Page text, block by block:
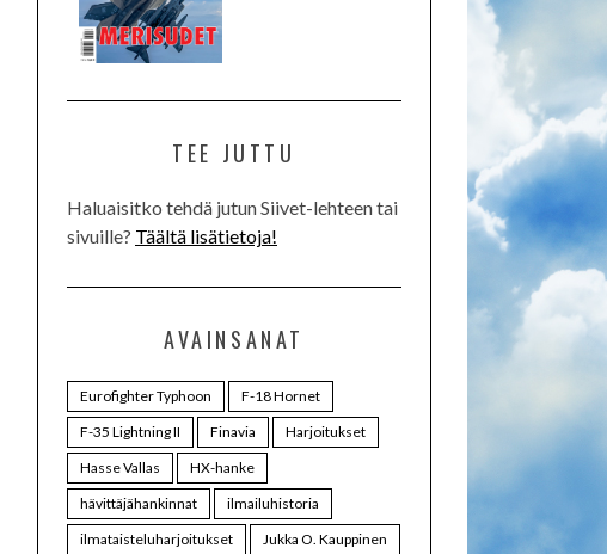
TEE JUTTU
Haluaisitko tehdä jutun Siivet-lehteen tai
sivuille? Täältä lisätietoja!
AVAINSANAT
Eurofighter Typhoon
F-18 Hornet
F-35 Lightning II
Finavia
Harjoitukset
Hasse Vallas
HX-hanke
hävittäjähankinnat
ilmailuhistoria
ilmataisteluharjoitukset
Jukka O. Kauppinen